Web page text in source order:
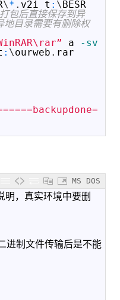
\* . v2i t : \BESR
包后直接保存到异
地目录需要有删除权
a -sv
: \ourweb . rar
MS DOS
，真实环境中要删
进制文件传输后是不能